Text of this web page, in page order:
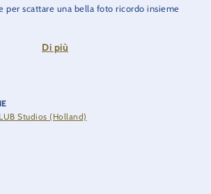
per scattare una bella foto ricordo insieme
prevede l’uso di numerosi effetti
Di più
Studios (Holland)